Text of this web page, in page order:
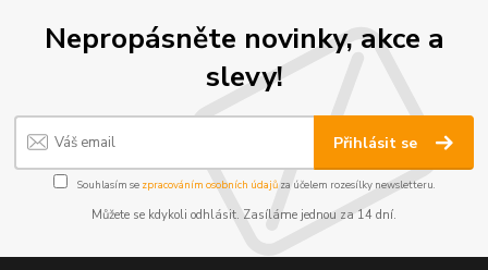
Nepropásněte novinky, akce a
slevy!
Přihlásit se
Souhlasím se zpracováním osobních údajůza účelem rozesílky newsletteru.
Můžete se kdykoli odhlásit. Zasíláme jednou za 14 dní.